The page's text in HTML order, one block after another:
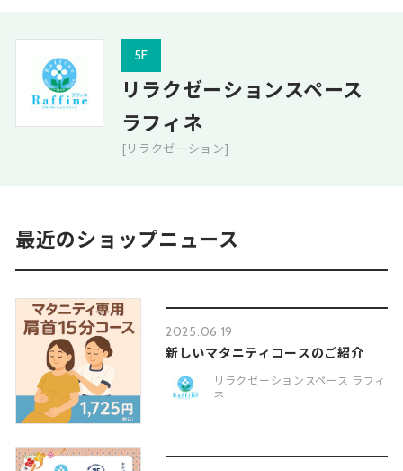
5F
リラクゼーションスペース
ラフィネ
[リラクゼーション]
最近のショップニュース
2025.06.19
新しいマタニティコースのご紹介
リラクゼーションスペース ラフィ
ネ